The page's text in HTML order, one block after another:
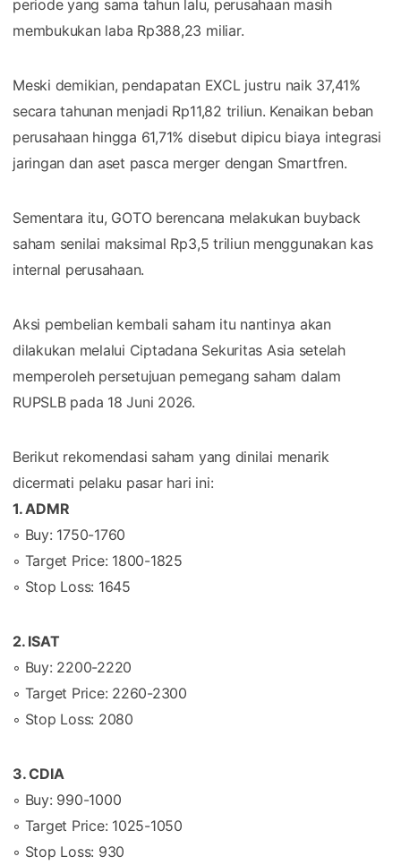
periode yang sama tahun lalu, perusahaan masih
membukukan laba Rp388,23 miliar.
Meski demikian, pendapatan EXCL justru naik 37,41%
secara tahunan menjadi Rp11,82 triliun. Kenaikan beban
perusahaan hingga 61,71% disebut dipicu biaya integrasi
jaringan dan aset pasca merger dengan Smartfren.
Sementara itu, GOTO berencana melakukan buyback
saham senilai maksimal Rp3,5 triliun menggunakan kas
internal perusahaan.
Aksi pembelian kembali saham itu nantinya akan
dilakukan melalui Ciptadana Sekuritas Asia setelah
memperoleh persetujuan pemegang saham dalam
RUPSLB pada 18 Juni 2026.
Berikut rekomendasi saham yang dinilai menarik
dicermati pelaku pasar hari ini:
1. ADMR
◦ Buy: 1750-1760
◦ Target Price: 1800-1825
◦ Stop Loss: 1645
2. ISAT
◦ Buy: 2200-2220
◦ Target Price: 2260-2300
◦ Stop Loss: 2080
3. CDIA
◦ Buy: 990-1000
◦ Target Price: 1025-1050
◦ Stop Loss: 930